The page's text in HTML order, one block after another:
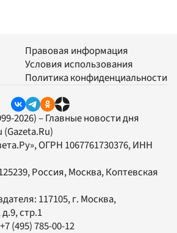
Правовая информация
Условия использования
Политика конфиденциальности
2026) – Главные новости дня
(Gazeta.Ru)
, ОГРН 1067761730376, ИНН
Россия, Москва, Коптевская
117105, г. Москва,
стр.1
+7 (495) 785-00-12